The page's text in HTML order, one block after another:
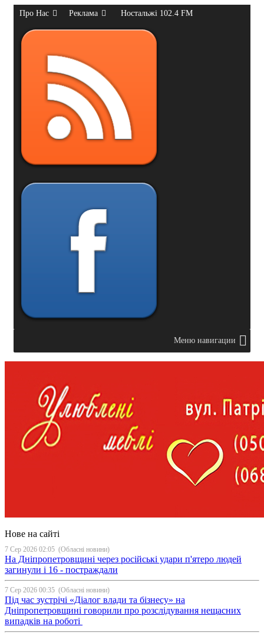
Про Нас Реклама Ностальжі 102.4 FM
Меню навигации
Нове на сайті
7 Сер 2026 02:05 (Обласні новини)
На Дніпропетровщині через російські удари п'ятеро людей
загинули і 16 - постраждали
7 Сер 2026 00:35 (Обласні новини)
Під час зустрічі «Діалог влади та бізнесу» на
Дніпропетровщині говорили про розслідування нещасних
випадків на роботі